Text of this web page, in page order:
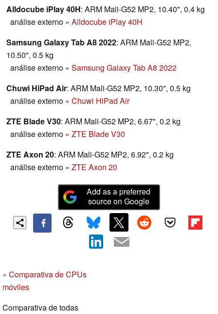
Alldocube iPlay 40H: ARM Mali-G52 MP2, 10.40", 0.4 kg
análise externo » Alldocube iPlay 40H
Samsung Galaxy Tab A8 2022: ARM Mali-G52 MP2,
10.50", 0.5 kg
análise externo » Samsung Galaxy Tab A8 2022
Chuwi HiPad Air: ARM Mali-G52 MP2, 10.30", 0.5 kg
análise externo » Chuwi HiPad Air
ZTE Blade V30: ARM Mali-G52 MP2, 6.67", 0.2 kg
análise externo » ZTE Blade V30
ZTE Axon 20: ARM Mali-G52 MP2, 6.92", 0.2 kg
análise externo » ZTE Axon 20
Add as a preferred
source on Google
» Comparativa de CPUs
móviles
Comparativa de todas